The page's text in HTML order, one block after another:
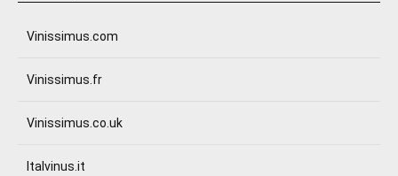
Vinissimus.com
Vinissimus.fr
Vinissimus.co.uk
Italvinus.it